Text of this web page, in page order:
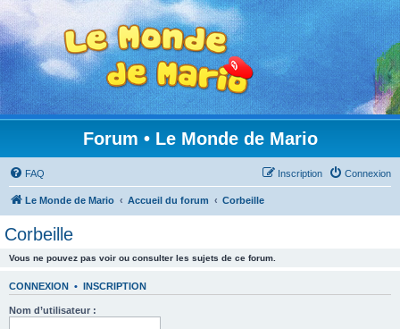
Forum • Le Monde de Mario
FAQ Connexion
Inscription
Le Monde de Mario Accueil du forum Corbeille
Corbeille
Vous ne pouvez pas voir ou consulter les sujets de ce forum.
CONNEXION • INSCRIPTION
Nom d’utilisateur :